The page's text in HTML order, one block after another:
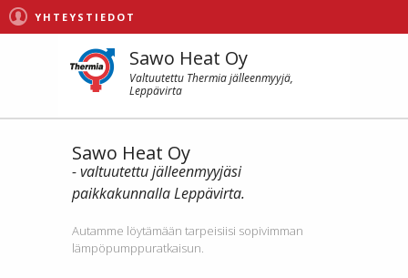
YHTEYSTIEDOT
Sawo Heat Oy
Valtuutettu Thermia jälleenmyyjä,
Leppävirta
Sawo Heat Oy
- valtuutettu jälleenmyyjäsi
paikkakunnalla Leppävirta.
Autamme löytämään tarpeisiisi sopivimman
lämpöpumppuratkaisun.